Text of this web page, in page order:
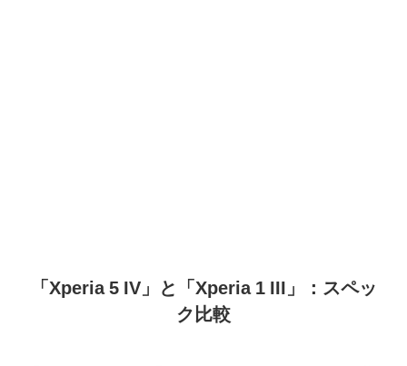
「Xperia 5 IV」と「Xperia 1 III」：スペッ
ク比較